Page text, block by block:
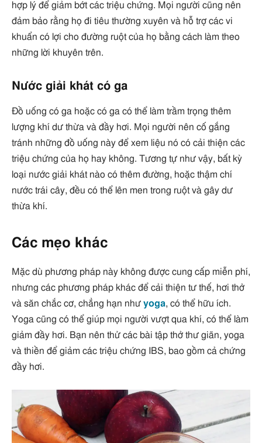
hợp lý để giảm bớt các triệu chứng. Mọi người cũng nên
đảm bảo rằng họ đi tiêu thường xuyên và hỗ trợ các vi
khuẩn có lợi cho đường ruột của họ bằng cách làm theo
những lời khuyên trên.
Nước giải khát có ga
Đồ uống có ga hoặc có ga có thể làm trầm trọng thêm
lượng khí dư thừa và đầy hơi. Mọi người nên cố gắng
tránh những đồ uống này để xem liệu nó có cải thiện các
triệu chứng của họ hay không. Tương tự như vậy, bất kỳ
loại nước giải khát nào có thêm đường, hoặc thậm chí
nước trái cây, đều có thể lên men trong ruột và gây dư
thừa khí.
Các mẹo khác
Mặc dù phương pháp này không được cung cấp miễn phí,
nhưng các phương pháp khác để cải thiện tư thế, hơi thở
và săn chắc cơ, chẳng hạn như yoga, có thể hữu ích.
Yoga cũng có thể giúp mọi người vượt qua khí, có thể làm
giảm đầy hơi. Bạn nên thử các bài tập thở thư giãn, yoga
và thiền để giảm các triệu chứng IBS, bao gồm cả chứng
đầy hơi.